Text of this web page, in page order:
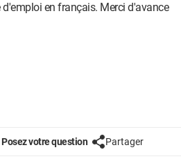
en français. Merci d'avance
Posez votre question Partager